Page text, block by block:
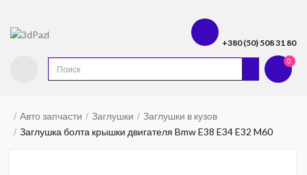
+380 (50) 508 31 80
0
Авто запчасти Заглушки
Заглушки в кузов
Заглушка болта крышки двигателя Bmw E38 E34 E32 M60